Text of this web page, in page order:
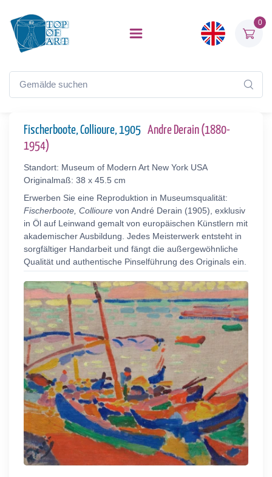
0
Fischerboote, Collioure, 1905 Andre Derain (1880-
1954)
Standort: Museum of Modern Art New York USA
Originalmaß: 38 x 45.5 cm
Erwerben Sie eine Reproduktion in Museumsqualität:
Fischerboote, Collioure von André Derain (1905), exklusiv
in Öl auf Leinwand gemalt von europäischen Künstlern mit
akademischer Ausbildung. Jedes Meisterwerk entsteht in
sorgfältiger Handarbeit und fängt die außergewöhnliche
Qualität und authentische Pinselführung des Originals ein.